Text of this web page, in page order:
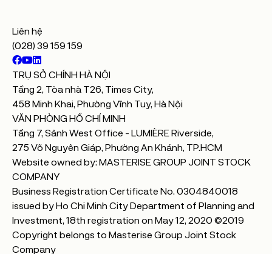
Liên hệ
(028) 39 159 159
TRỤ SỞ CHÍNH HÀ NỘI
Tầng 2, Tòa nhà T26, Times City,
458 Minh Khai, Phường Vĩnh Tuy, Hà Nội
VĂN PHÒNG HỒ CHÍ MINH
Tầng 7, Sảnh West Office - LUMIÈRE Riverside,
275 Võ Nguyên Giáp, Phường An Khánh, TP.HCM
Website owned by: MASTERISE GROUP JOINT STOCK
COMPANY
Business Registration Certificate No. 0304840018
issued by Ho Chi Minh City Department of Planning and
Investment, 18th registration on May 12, 2020 ©2019
Copyright belongs to Masterise Group Joint Stock
Company